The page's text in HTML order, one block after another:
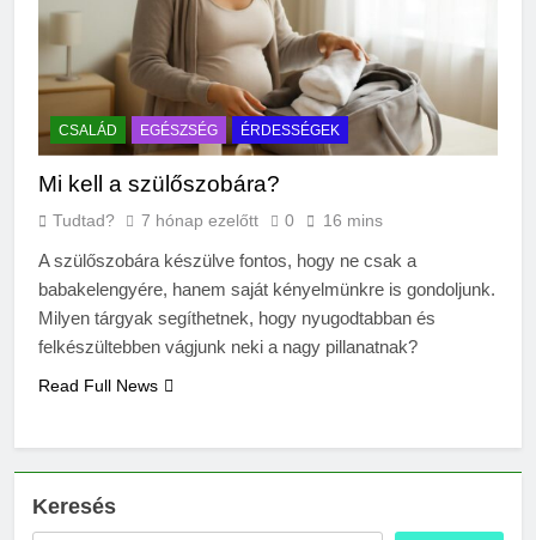
CSALÁD EGÉSZSÉG ÉRDESSÉGEK
Mi kell a szülőszobára?
Tudtad? 7 hónap ezelőtt 0 16 mins
A szülőszobára készülve fontos, hogy ne csak a
babakelengyére, hanem saját kényelmünkre is gondoljunk.
Milyen tárgyak segíthetnek, hogy nyugodtabban és
felkészültebben vágjunk neki a nagy pillanatnak?
Read Full News
Keresés